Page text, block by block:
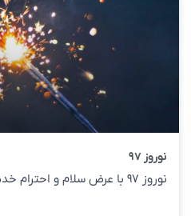
نوروز ۹۷
نوروز ۹۷ با عرض سلام و احترام خدمت یکایک مشتریان